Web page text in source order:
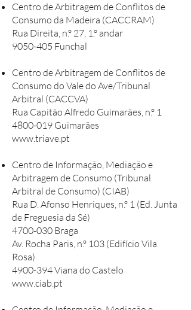
Centro de Arbitragem de Conflitos de
Consumo da Madeira (CACCRAM)
Rua Direita, n.º 27, 1.º andar
9050-405 Funchal
Centro de Arbitragem de Conflitos de
Consumo do Vale do Ave/Tribunal
Arbitral (CACCVA)
Rua Capitão Alfredo Guimarães, n.º 1
4800-019 Guimarães
www.triave.pt
Centro de Informação, Mediação e
Arbitragem de Consumo (Tribunal
Arbitral de Consumo) (CIAB)
Rua D. Afonso Henriques, n.º 1 (Ed. Junta
de Freguesia da Sé)
4700-030 Braga
Av. Rocha Paris, n.º 103 (Edifício Vila
Rosa)
4900-394 Viana do Castelo
www.ciab.pt